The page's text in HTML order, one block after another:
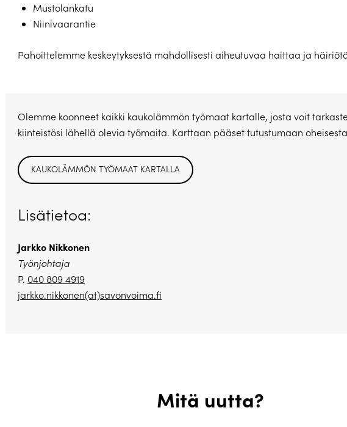
Mustolankatu
Niinivaarantie
Pahoittelemme keskeytyksestä mahdollisesti aiheutuvaa haittaa ja
Olemme koonneet kaikki kaukolämmön työmaat kartalle, josta voit
kiinteistösi lähellä olevia työmaita. Karttaan pääset tutustumaan
KAUKOLÄMMÖN TYÖMAAT KARTALLA
Lisätietoa:
Jarkko Nikkonen
Työnjohtaja
P. 040 809 4919
jarkko.nikkonen(at)savonvoima.fi
Mitä uutta?